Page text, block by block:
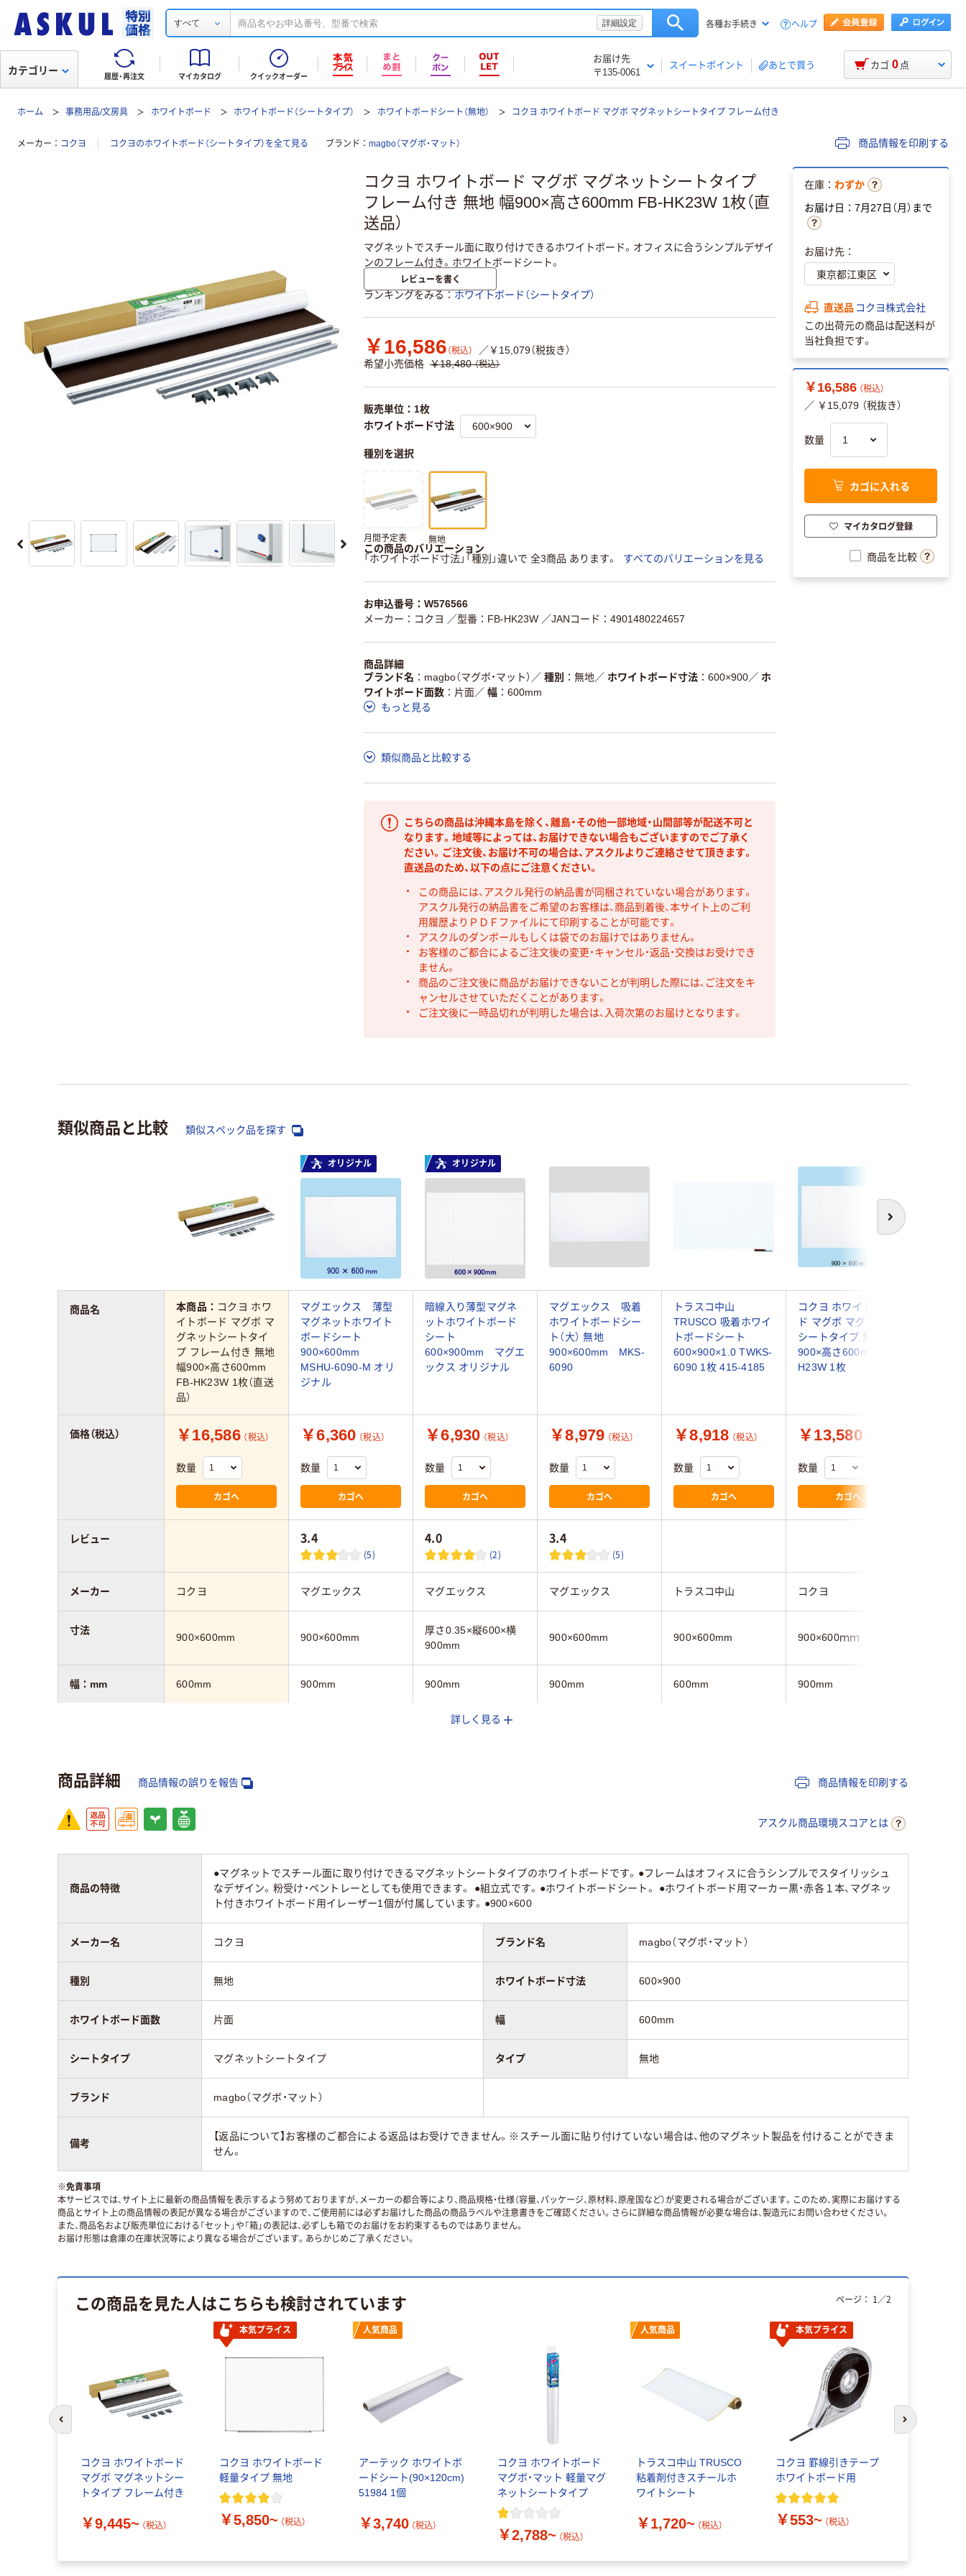
すべて 詳細設定 各種お手続き ヘルプ
履歴・再注文 マイカタログ クイックオーダー
お届け先
〒135-0061
スイートポイント あとで買う
カテゴリー カゴ 0 点
ホーム 事務用品/文房具 ホワイトボード ホワイトボード（シートタイプ） ホワイトボードシート（無地） コクヨ ホワイトボード マグボ マグネットシートタイプ フレーム付き
メーカー コクヨ コクヨのホワイトボード（シートタイプ）を全て見る ブランド magbo（マグボ・マット） 商品情報を印刷する
コクヨ ホワイトボード マグボ マグネットシートタイプ
フレーム付き 無地 幅900×高さ600mm FB-HK23W 1枚（直
送品）
マグネットでスチール面に取り付けできるホワイトボード。オフィスに合うシンプルデザイ
ンのフレーム付き。ホワイトボードシート。
レビューを書く
ランキングをみる ホワイトボード（シートタイプ）
￥16,586 （税込）
／￥15,079（税抜き）
希望小売価格 ￥18,480 （税込）
販売単位：1枚
ホワイトボード寸法
種別を選択
月間予定表 無地
この商品のバリエーション
「ホワイトボード寸法」「種別」違いで 全3商品 あります。
すべてのバリエーションを見る
お申込番号：W576566
メーカー：コクヨ ／型番：FB-HK23W ／JANコード：4901480224657
商品詳細
ブランド名
magbo（マグボ・マット） ／ 種別 無地／ ホワイトボード寸法 600×900／ ホ
ワイトボード面数
片面／ 幅
600mm
もっと見る
類似商品と比較する
こちらの商品は沖縄本島を除く、離島・その他一部地域・山間部等が配送不可と
なります。地域等によっては、お届けできない場合もございますのでご了承く
ださい。ご注文後、お届け不可の場合は、アスクルよりご連絡させて頂きます。
直送品のため、以下の点にご注意ください。
この商品には、アスクル発行の納品書が同梱されていない場合があります。
アスクル発行の納品書をご希望のお客様は、商品到着後、本サイト上のご利
用履歴よりＰＤＦファイルにて印刷することが可能です。
アスクルのダンボールもしくは袋でのお届けではありません。
お客様のご都合によるご注文後の変更・キャンセル・返品・交換はお受けでき
ません。
商品のご注文後に商品がお届けできないことが判明した際には、ご注文をキ
ャンセルさせていただくことがあります。
ご注文後に一時品切れが判明した場合は、入荷次第のお届けとなります。
在庫： わずか
お届け日：7月27日（月）まで
お届け先：
直送品 コクヨ株式会社
この出荷元の商品は配送料が
当社負担です。
￥16,586 （税込）
／ ￥15,079 （税抜き）
数量
カゴに入れる
マイカタログ登録
商品を比較
類似商品と比較 類似スペック品を探す
次へ
オリジナル オリジナル
本商品： コクヨ ホワ
イトボード マグボ マ
グネットシートタイ
プ フレーム付き 無地
幅900×高さ600mm
FB-HK23W 1枚（直送
品）
マグエックス 薄型
マグネットホワイト
ボードシート
900×600mm
MSHU-6090-M オリ
ジナル
暗線入り薄型マグネ
ットホワイトボード
シート
600×900mm マグエ
ックス オリジナル
マグエックス 吸着
ホワイトボードシー
ト（大） 無地
900×600mm MKS-
6090
トラスコ中山
TRUSCO 吸着ホワイ
トボードシート
600×900×1.0 TWKS-
6090 1枚 415-4185
コクヨ ホワイトボー
ド マグボ マグネット
シートタイプ 無地 幅
900×高さ600mm FB-
H23W 1枚
￥16,586 （税込）
数量
カゴへ
￥6,360 （税込）
数量
カゴへ
￥6,930 （税込）
数量
カゴへ
￥8,979 （税込）
数量
カゴへ
￥8,918 （税込）
数量
カゴへ
￥13,580
数量
カゴへ
3.4
(5)
4.0
(2)
3.4
(5)
コクヨ マグエックス マグエックス マグエックス トラスコ中山 コクヨ
900×600mm 900×600mm
厚さ0.35×縦600×横
900mm
900×600mm 900×600mm 900×600ｍｍ
600mm 900mm 900mm 900mm 600mm 900mm
マグネットシートタ
商品名
価格（税込）
レビュー
メーカー
寸法
幅：mm
アスクル商品環境
詳しく見る
商品詳細 商品情報の誤りを報告 商品情報を印刷する
アスクル商品環境スコアとは
商品の特徴
●マグネットでスチール面に取り付けできるマグネットシートタイプのホワイトボードです。●フレームはオフィスに合うシンプルでスタイリッシュ
なデザイン。粉受け・ペントレーとしても使用できます。 ●組立式です。●ホワイトボードシート。 ●ホワイトボード用マーカー黒・赤各１本、マグネッ
ト付きホワイトボード用イレーザー1個が付属しています。●900×600
メーカー名 コクヨ ブランド名 magbo（マグボ・マット）
種別 無地 ホワイトボード寸法 600×900
ホワイトボード面数 片面 幅 600mm
シートタイプ マグネットシートタイプ タイプ 無地
ブランド magbo（マグボ・マット）
備考
【返品について】お客様のご都合による返品はお受けできません。※スチール面に貼り付けていない場合は、他のマグネット製品を付けることができま
せん。
※免責事項
本サービスでは、サイト上に最新の商品情報を表示するよう努めておりますが、メーカーの都合等により、商品規格・仕様（容量、パッケージ、原材料、原産国など）が変更される場合がございます。このため、実際にお届けする
商品とサイト上の商品情報の表記が異なる場合がございますので、ご使用前には必ずお届けした商品の商品ラベルや注意書きをご確認ください。さらに詳細な商品情報が必要な場合は、製造元にお問い合わせください。
また、商品名および販売単位における「セット」や「箱」の表記は、必ずしも箱でのお届けをお約束するものではありません。
お届け形態は倉庫の在庫状況等により異なる場合がございます。あらかじめご了承ください。
この商品を見た人はこちらも検討されています
コクヨ ホワイトボード
マグボ マグネットシー
トタイプ フレーム付き
￥9,445~ （税込）
本気プライス
コクヨ ホワイトボード
軽量タイプ 無地
￥5,850~ （税込）
人気商品
アーテック ホワイトボ
ードシート(90×120cm)
51984 1個
￥3,740 （税込）
コクヨ ホワイトボード
マグボ・マット 軽量マグ
ネットシートタイプ
￥2,788~ （税込）
人気商品
トラスコ中山 TRUSCO
粘着剤付きスチールホ
ワイトシート
￥1,720~ （税込）
本気プライス
コクヨ 罫線引きテープ
ホワイトボード用
￥553~ （税込）
ページ： 1 ／2
次のスライド